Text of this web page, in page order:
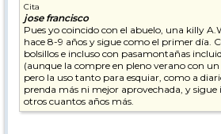
Cita
jose francisco
Pues yo coincido con el abuelo, una killy
hace 8-9 años y sigue como el primer día.
bolsillos e incluso con pasamontañas
(aunque la compre en pleno verano con
pero la uso tanto para esquiar, como a
prenda más ni mejor aprovechada, y
otros cuantos años más.